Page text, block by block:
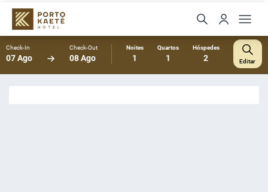
Check-In
07 Ago
Check-Out
08 Ago
Noites
1
Quartos
1
Hóspedes
2 Editar